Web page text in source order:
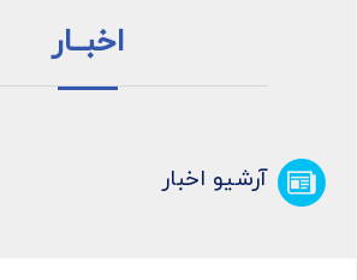
اخبــار
آرشیو اخبار